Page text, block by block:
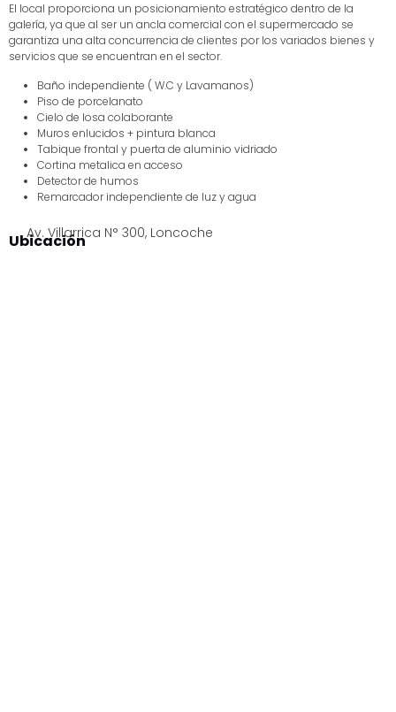
El local proporciona un posicionamiento estratégico dentro de la
galería, ya que al ser un ancla comercial con el supermercado se
garantiza una alta concurrencia de clientes por los variados bienes y
servicios que se encuentran en el sector.
Baño independiente ( W.C y Lavamanos)
Piso de porcelanato
Cielo de losa colaborante
Muros enlucidos + pintura blanca
Tabique frontal y puerta de aluminio vidriado
Cortina metalica en acceso
Detector de humos
Remarcador independiente de luz y agua
Ubicación
Av. Villarrica N° 300, Loncoche